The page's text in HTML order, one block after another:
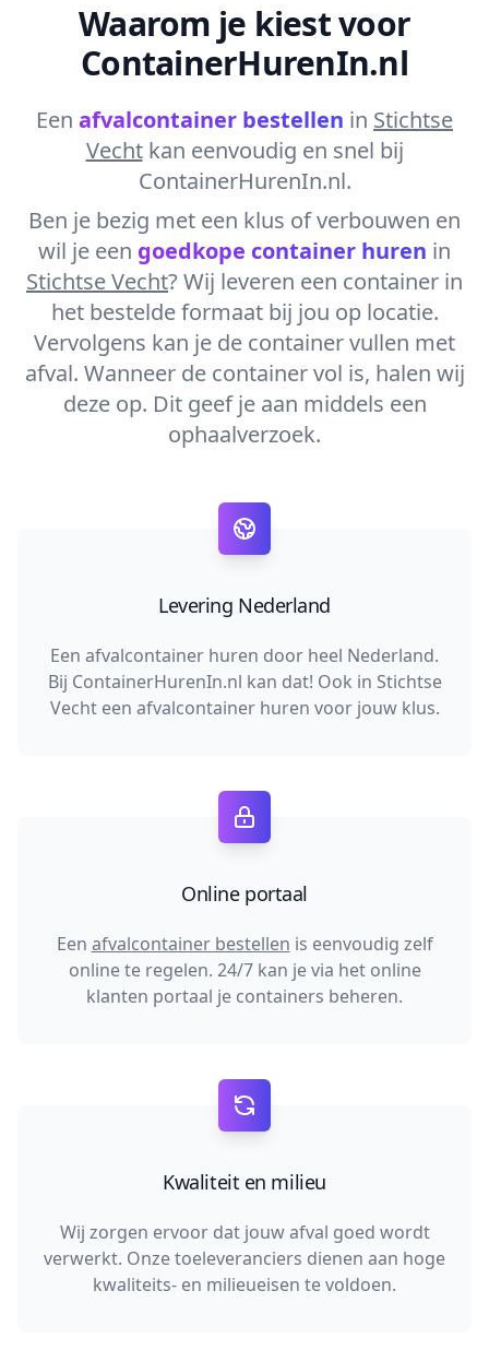
Waarom je kiest voor
ContainerHurenIn.nl
Een afvalcontainer bestellen in Stichtse
Vechtkan eenvoudig en snel bij
ContainerHurenIn.nl.
Ben je bezig met een klus of verbouwen en
wil je een goedkope container huren in
Stichtse Vecht? Wij leveren een container in
het bestelde formaat bij jou op locatie.
Vervolgens kan je de container vullen met
afval. Wanneer de container vol is, halen wij
deze op. Dit geef je aan middels een
ophaalverzoek.
Levering Nederland
Een afvalcontainer huren door heel Nederland.
Bij ContainerHurenIn.nl kan dat! Ook in Stichtse
Vecht een afvalcontainer huren voor jouw klus.
Online portaal
Een afvalcontainer bestellen is eenvoudig zelf
online te regelen. 24/7 kan je via het online
klanten portaal je containers beheren.
Kwaliteit en milieu
Wij zorgen ervoor dat jouw afval goed wordt
verwerkt. Onze toeleveranciers dienen aan hoge
kwaliteits- en milieueisen te voldoen.